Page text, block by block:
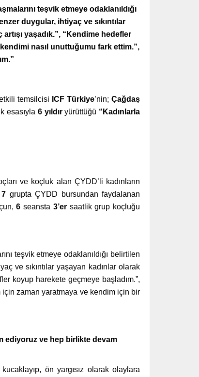
teşvik etmeye odaklanıldığı
duygular, ihtiyaç ve sıkıntılar
yaşadık.”, “Kendime hedefler
nasıl unuttuğumu fark ettim.”,
temsilcisi ICF Türkiye’nin; Çağdaş
esasıyla 6 yıldıryürüttüğü “Kadınlarla
ve koçluk alan ÇYDD’li kadınların
7 grupta ÇYDD bursundan faydalanan
6 seansta 3’er saatlik grup koçluğu
teşvik etmeye odaklanıldığı belirtilen
ve sıkıntılar yaşayan kadınlar olarak
koyup harekete geçmeye başladım.”,
için zaman yaratmaya ve kendim için bir
ediyoruz ve hep birlikte devam
kucaklayıp, ön yargısız olarak olaylara